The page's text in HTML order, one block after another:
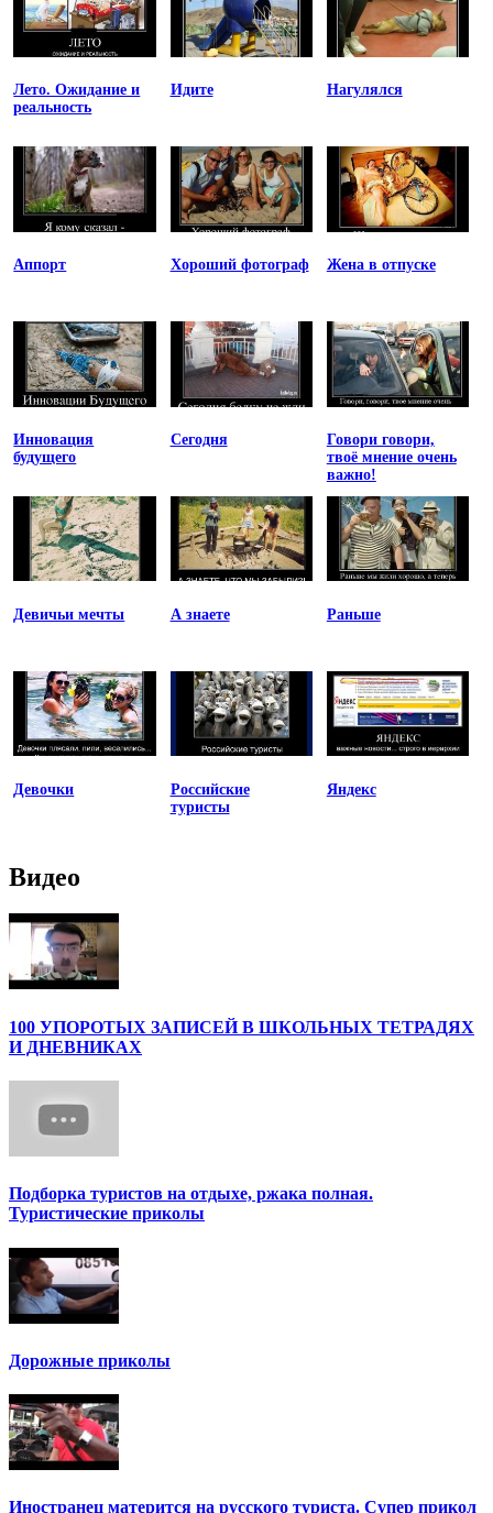
Лето. Ожидание и
реальность
Идите Нагулялся
Аппорт Хороший фотограф Жена в отпуске
Инновация
будущего
Сегодня
Говори говори,
твоё мнение очень
важно!
Девичьи мечты А знаете Раньше
Девочки
Российские
туристы
Яндекс
Видео
100 УПОРОТЫХ ЗАПИСЕЙ В ШКОЛЬНЫХ ТЕТРАДЯХ
И ДНЕВНИКАХ
Подборка туристов на отдыхе, ржака полная.
Туристические приколы
Дорожные приколы
Иностранец матерится на русского туриста. Супер прикол